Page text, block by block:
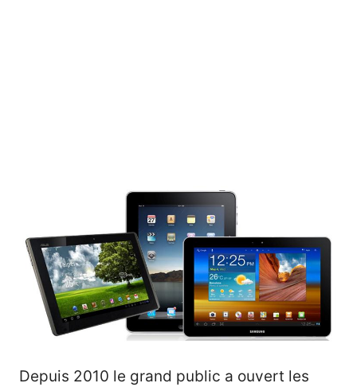
Depuis 2010 le grand public a ouvert les